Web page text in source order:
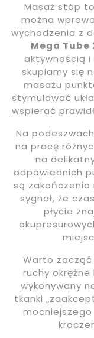
Masaż stóp
można
wychodzenia z
Mega Tube
aktywnością
skupiamy się
masażu
stymulować
wspierać
Na
na pracę
na
odpowiednich
są zakończenia
sygnał, że
płycie
Warto zacząć
ruchy
wykonywany
tkanki